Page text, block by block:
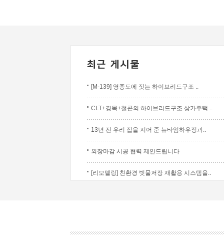
[M-139] 영종도에 짓는 하이브리드구조 ..
CLT+경목+철콘의 하이브리드구조 상가주택 ..
13년 전 우리 집을 지어 준 뉴타임하우징과..
외장마감 시공 협력 제안드립니다
[리모델링] 친환경 빗물저장 재활용 시스템을..